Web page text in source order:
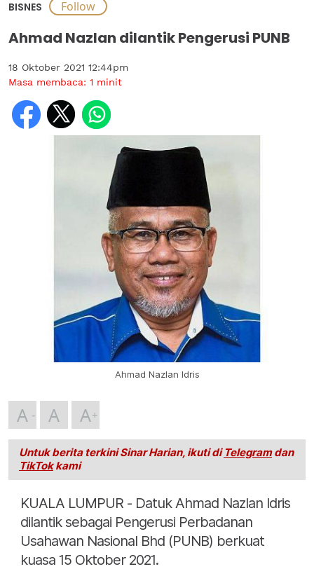
BISNES
Ahmad Nazlan dilantik Pengerusi PUNB
18 Oktober 2021 12:44pm
Masa membaca: 1 minit
Ahmad Nazlan Idris
A A A
Untuk berita terkini Sinar Harian, ikuti di Telegramdan
TikTokkami
KUALA LUMPUR - Datuk Ahmad Nazlan Idris
dilantik sebagai Pengerusi Perbadanan
Usahawan Nasional Bhd (PUNB) berkuat
kuasa 15 Oktober 2021.